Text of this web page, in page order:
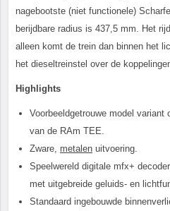
nagebootste (niet functionele)
berijdbare radius is 437,5 mm. Het
alleen komt de trein dan binnen het
het dieseltreinstel over de
Highlights
Voorbeeldgetrouwe model
van de RAm TEE.
Zware, metalen uitvoering.
Speelwereld digitale mfx+
met uitgebreide geluids- en
Standaard ingebouwde